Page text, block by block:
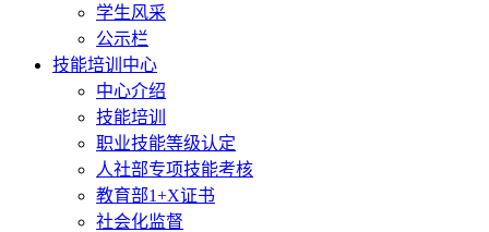
学生风采
公示栏
技能培训中心
中心介绍
技能培训
职业技能等级认定
人社部专项技能考核
教育部1+X证书
社会化监督